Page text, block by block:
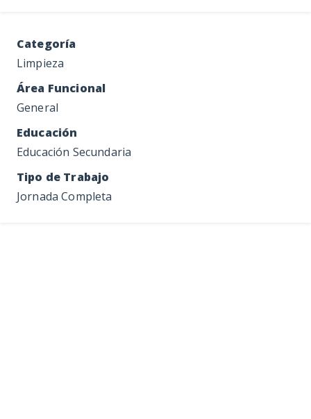
Categoría
Limpieza
Área Funcional
General
Educación
Educación Secundaria
Tipo de Trabajo
Jornada Completa